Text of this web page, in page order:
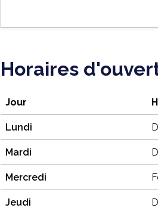
Horaires
Jour
Lundi
Mardi
Mercredi
Jeudi